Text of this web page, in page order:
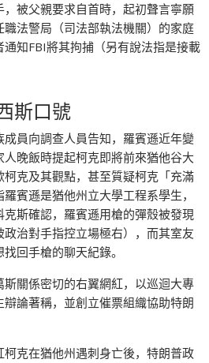
被父親要求自首時，起初聲言寧願
法警局（司法部執法機關）的家庭
知FBI將其拘捕（另有說法指是接載
斯口號
員向調查人員告知，羅賓遜近年變
晚飯時提起柯克即將前來猶他谷大
克及其觀點，甚至質疑柯克「充滿
賓遜是猶他州立大學工程系學生，
斯確認，羅賓遜用槍的彈殼被發現
治對手指控立場極右），而其室友
回手槍的聊天紀錄。
關係密切的右翼網紅，以巡迴大專
論著稱，並創立催票組織協助特朗
柯克在猶他州遇刺身亡後，特朗普政